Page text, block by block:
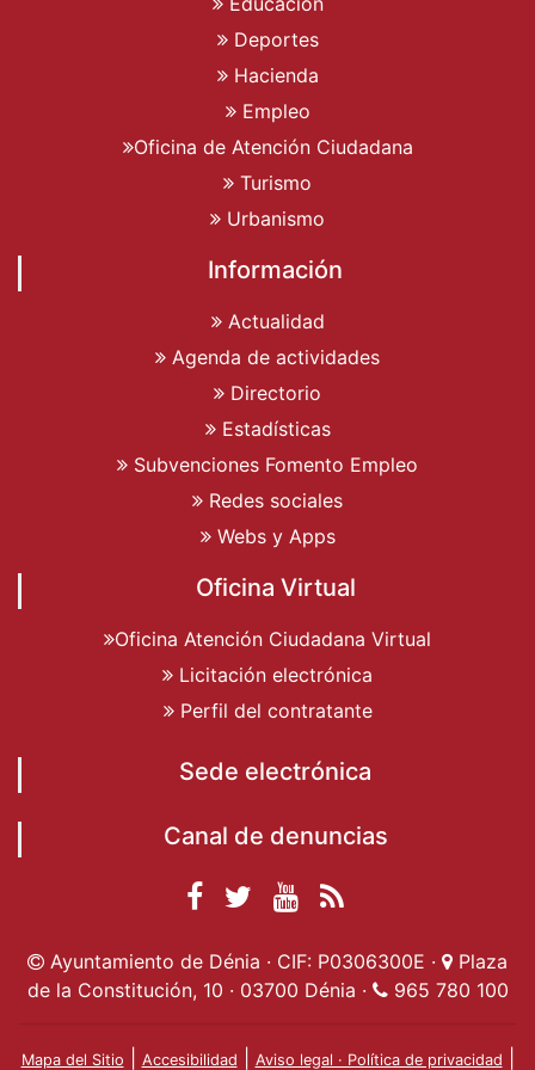
Deportes
Hacienda
Empleo
Oficina de Atención Ciudadana
Turismo
Urbanismo
Información
Actualidad
Agenda de actividades
Directorio
Estadísticas
Subvenciones Fomento Empleo
Redes sociales
Webs y Apps
Oficina Virtual
Oficina Atención Ciudadana Virtual
Licitación electrónica
Perfil del contratante
Sede electrónica
Canal de denuncias
Facebook
Ayuntamiento de
Dénia
Ayuntamiento de
Dénia
Ayuntamiento
de Dénia
Actualidad
Ayuntamiento de Dénia · CIF: P0306300E ·
Plaza
de la Constitución, 10 · 03700 Dénia ·
965 780 100
Mapa del Sitio Accesibilidad Aviso legal · Política de privacidad